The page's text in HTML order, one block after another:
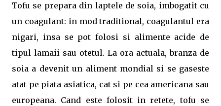
Tofu se prepara din laptele de soia, imbogatit cu
un coagulant: in mod traditional, coagulantul era
nigari, insa se pot folosi si alimente acide de
tipul lamaii sau otetul. La ora actuala, branza de
soia a devenit un aliment mondial si se gaseste
atat pe piata asiatica, cat si pe cea americana sau
europeana. Cand este folosit in retete, tofu se